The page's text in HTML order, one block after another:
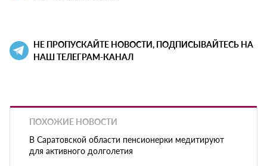
НЕ ПРОПУСКАЙТЕ НОВОСТИ, ПОДПИСЫВАЙТЕСЬ НА
НАШ ТЕЛЕГРАМ-КАНАЛ
ПОХОЖИЕ НОВОСТИ
В Саратовской области пенсионерки медитируют
для активного долголетия